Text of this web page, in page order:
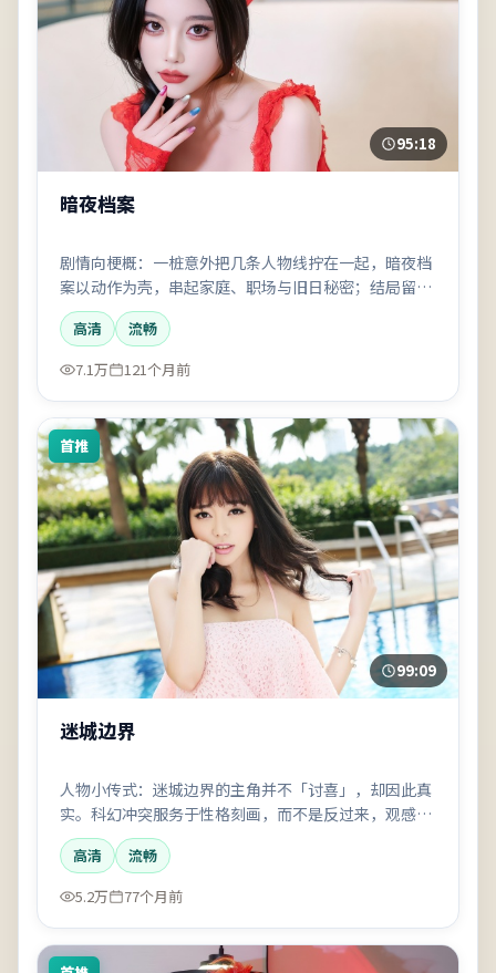
95:18
暗夜档案
剧情向梗概：一桩意外把几条人物线拧在一起，暗夜档
案以动作为壳，串起家庭、职场与旧日秘密；结局留
白，讨论空间不小。
高清
流畅
7.1万
121个月前
首推
99:09
迷城边界
人物小传式：迷城边界的主角并不「讨喜」，却因此真
实。科幻冲突服务于性格刻画，而不是反过来，观感会
偏文艺一点。
高清
流畅
5.2万
77个月前